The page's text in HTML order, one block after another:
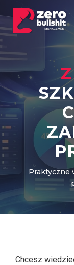
Praktyczne
Chcesz